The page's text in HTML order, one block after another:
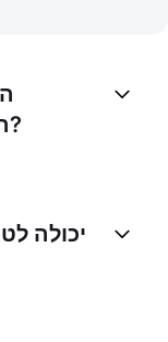
ההזמנה לצרכים של העסק שלי?
להגדיר זמינות,